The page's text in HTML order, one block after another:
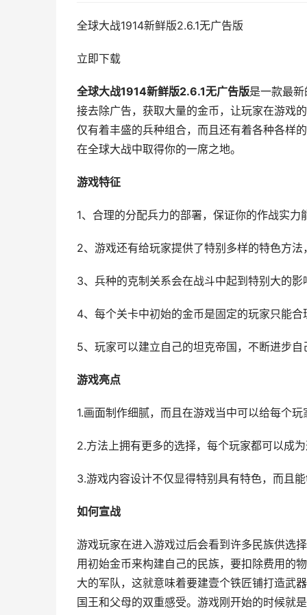
全球大战1914新鲜版2.6.1无广告版
立即下载
全球大战1914新鲜版2.6.1无广告版是一款最
接去除广告，获取大量的金币，让玩家在游戏
仅有着丰盛的兵种组合，而且还有着各种各样
在全球大战中取得你的一席之地。
游戏特征
1、合理的分配兵力的部署，保证你的作战实力
2、游戏还有给玩家提供了特别多样的特色方
3、兵种的克制关系会在战斗中起到特别大的
4、每个关卡中初始的金币是固定的玩家只能
5、玩家可以建立自己的坦克帝国，不断进步
游戏亮点
1.画面制作细腻，而且在游戏当中可以给每个
2.方法上拥有更多的选择，每个玩家都可以成
3.游戏内容设计不仅显得特别具有特色，而且
如何宣战
游戏玩家在进入游戏过后会看到许多民族供选
用初始金币来构建自己的民族，要扣除费用的
大的军队，这就意味着要建壹个铁匠铺打造武
国王和父母的双重感受。游戏刚开始的时候就